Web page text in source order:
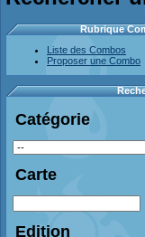
Rubrique
Liste des Combos
Proposer une Combo
Catégorie
Carte
Edition